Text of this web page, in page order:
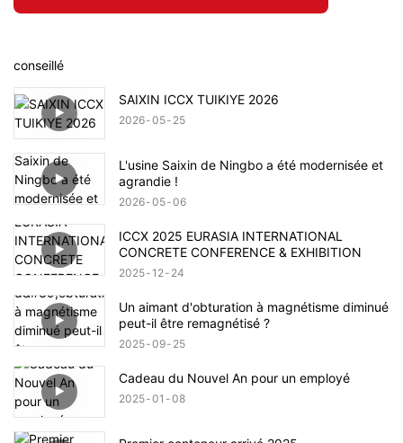
conseillé
SAIXIN ICCX TUIKIYE 2026
2026 05 25
L'usine Saixin de Ningbo a été modernisée et
agrandie !
2026 05 06
ICCX 2025 EURASIA INTERNATIONAL
CONCRETE CONFERENCE & EXHIBITION
2025 12 24
Un aimant d'obturation à magnétisme diminué
peut-il être remagnétisé ?
2025 09 25
Cadeau du Nouvel An pour un employé
2025 01 08